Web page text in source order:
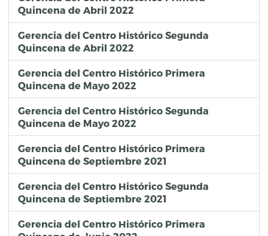
Quincena de Abril 2022
Gerencia del Centro Histórico Segunda
Quincena de Abril 2022
Gerencia del Centro Histórico Primera
Quincena de Mayo 2022
Gerencia del Centro Histórico Segunda
Quincena de Mayo 2022
Gerencia del Centro Histórico Primera
Quincena de Septiembre 2021
Gerencia del Centro Histórico Segunda
Quincena de Septiembre 2021
Gerencia del Centro Histórico Primera